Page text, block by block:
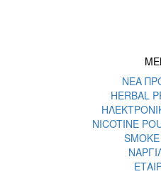
ΝΕΑ
HERBAL
NICOTINE